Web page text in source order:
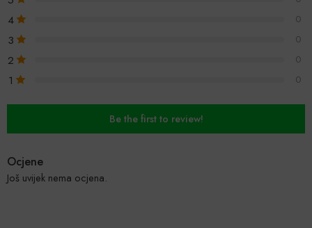
4 0
3 0
2 0
1 0
Be the first to review!
Ocjene
Još uvijek nema ocjena.